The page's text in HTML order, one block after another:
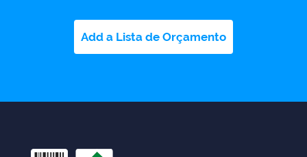
Add a Lista de Orçamento